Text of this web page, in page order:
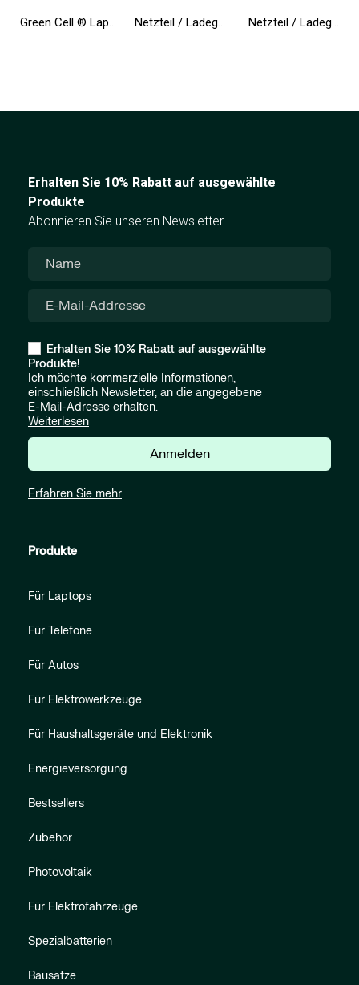
Green Cell ® Laptop Akku AS10D31 AS10D41 AS10D51 für Acer Aspire 5733 5741 5742 5742G 5750G E1-571 TravelMate 5740 5742 Netzteil / Ladegerät Green Cell PRO 19V 3.95A 75W für Toshiba Satellite C55 C660 C850 C855 C870 L650 L650D L655 L750 L750D L755 Netzteil / Ladegerät Green Cell PRO 19.5V 3.33A 65W für HP 250 G2 G3 G4 G5 15-R 15-R100NW 15-R101NW 15-R104NW 15-R233NW 15-R253N
Erhalten Sie 10% Rabatt auf ausgewählte
Produkte
Abonnieren Sie unseren Newsletter
Erhalten Sie 10% Rabatt auf ausgewählte
Produkte!
Ich möchte kommerzielle Informationen,
einschließlich Newsletter, an die angegebene
E-Mail-Adresse erhalten.
Weiterlesen
Anmelden
Erfahren Sie mehr
Produkte
Für Laptops
Für Telefone
Für Autos
Für Elektrowerkzeuge
Für Haushaltsgeräte und Elektronik
Energieversorgung
Bestsellers
Zubehör
Photovoltaik
Für Elektrofahrzeuge
Spezialbatterien
Bausätze